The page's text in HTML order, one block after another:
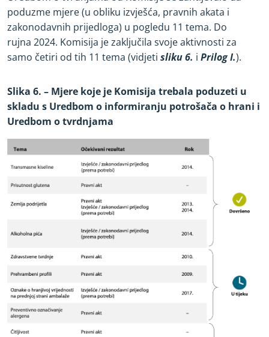
poduzme mjere (u obliku izvješća, pravnih akata i
zakonodavnih prijedloga) u pogledu 11 tema. Do
rujna 2024. Komisija je zaključila svoje aktivnosti za
samo četiri od tih 11 tema (vidjeti sliku 6. i Prilog I.).
Slika 6. – Mjere koje je Komisija trebala poduzeti u
skladu s Uredbom o informiranju potrošača o hrani i
Uredbom o tvrdnjama